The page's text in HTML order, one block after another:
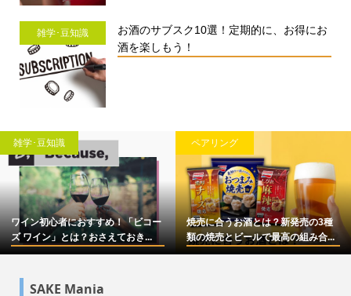
雑学･豆知識
お酒のサブスク10選！定期的に、お得にお
酒を楽しもう！
雑学･豆知識
ワイン初心者におすすめ！「ビコー
ズ ワイン」とは？おさえておき...
ペアリング
焼売に合うお酒とは？新発売の3種
類の焼売とビールで最高の組み合...
SAKE Mania